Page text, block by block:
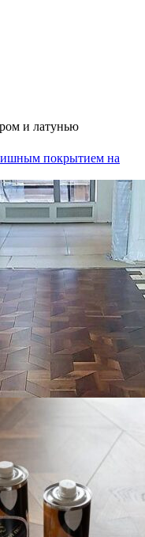
и латунью
покрытием на